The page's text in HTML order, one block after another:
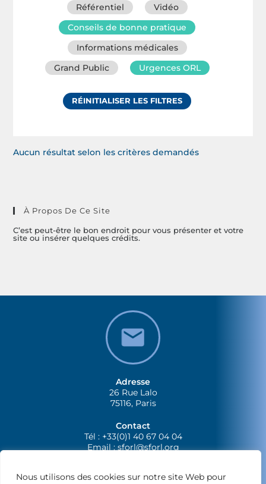
Nous utilisons des cookies sur notre site Web pour
Référentiel
Vidéo
Conseils de bonne pratique
Informations médicales
Grand Public
Urgences ORL
RÉINITIALISER LES FILTRES
Aucun résultat selon les critères demandés
À Propos De Ce Site
C’est peut-être le bon endroit pour vous présenter et votre
site ou insérer quelques crédits.
Adresse
26 Rue Lalo
75116, Paris
Contact
Tél : +33(0)1 40 67 04 04
Email :sforl@sforl.org